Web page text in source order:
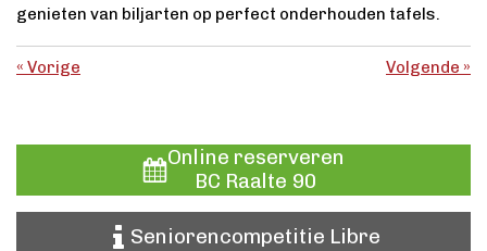
genieten van biljarten op perfect onderhouden tafels.
« Vorige Volgende »
Online reserveren
BC Raalte 90
Seniorencompetitie Libre